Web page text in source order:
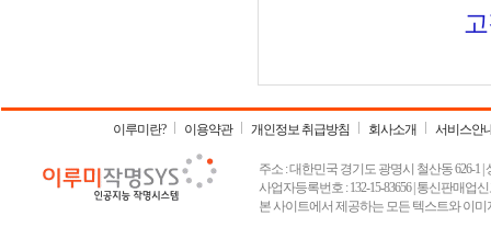
이루미란? 이용약관 개인정보 취급방침 회사소개 서비스안
주소 : 대한민국 경기도 광명시 철산동 626-1 |
사업자등록번호 : 132-15-83656 | 통신판매업
본 사이트에서 제공하는 모든 텍스트와 이